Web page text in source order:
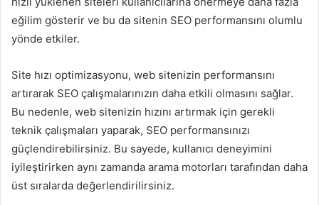
eğilim gösterir ve bu da sitenin SEO performansını olumlu
yönde etkiler.
Site hızı optimizasyonu, web sitenizin performansını
artırarak SEO çalışmalarınızın daha etkili olmasını sağlar.
Bu nedenle, web sitenizin hızını artırmak için gerekli
teknik çalışmaları yaparak, SEO performansınızı
güçlendirebilirsiniz. Bu sayede, kullanıcı deneyimini
iyileştirirken aynı zamanda arama motorları tarafından daha
üst sıralarda değerlendirilirsiniz.